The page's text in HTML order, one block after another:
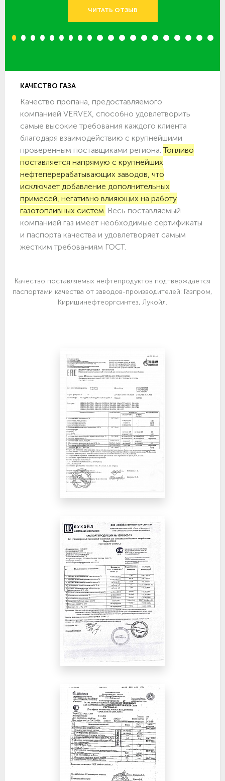
ЧИТАТЬ ОТЗЫВ
1 2 3 4 5 6 7 8 9 10 11 12 13 14 15 16 17 18 19 20
КАЧЕСТВО ГАЗА
Качество пропана, предоставляемого
компанией VERVEX, способно удовлетворить
самые высокие требования каждого клиента
благодаря взаимодействию с крупнейшими
проверенным поставщиками региона.Топливо
поставляется напрямую с крупнейших
нефтеперерабатывающих заводов, что
исключает добавление дополнительных
примесей, негативно влияющих на работу
газотопливных систем. Весь поставляемый
компанией газ имеет необходимые сертификаты
и паспорта качества и удовлетворяет самым
жестким требованиям ГОСТ.
Качество поставляемых нефтепродуктов подтверждается
паспортами качества от заводов-производителей: Газпром,
Киришинефтеоргсинтез, Лукойл.